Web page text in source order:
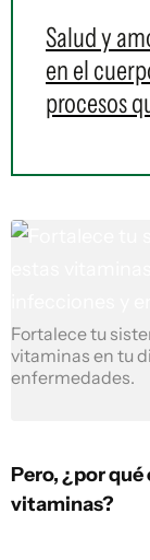
Salud y
en el
procesos
Fortalece tu
vitaminas en tu
enfermedades.
Pero, ¿por
vitaminas?